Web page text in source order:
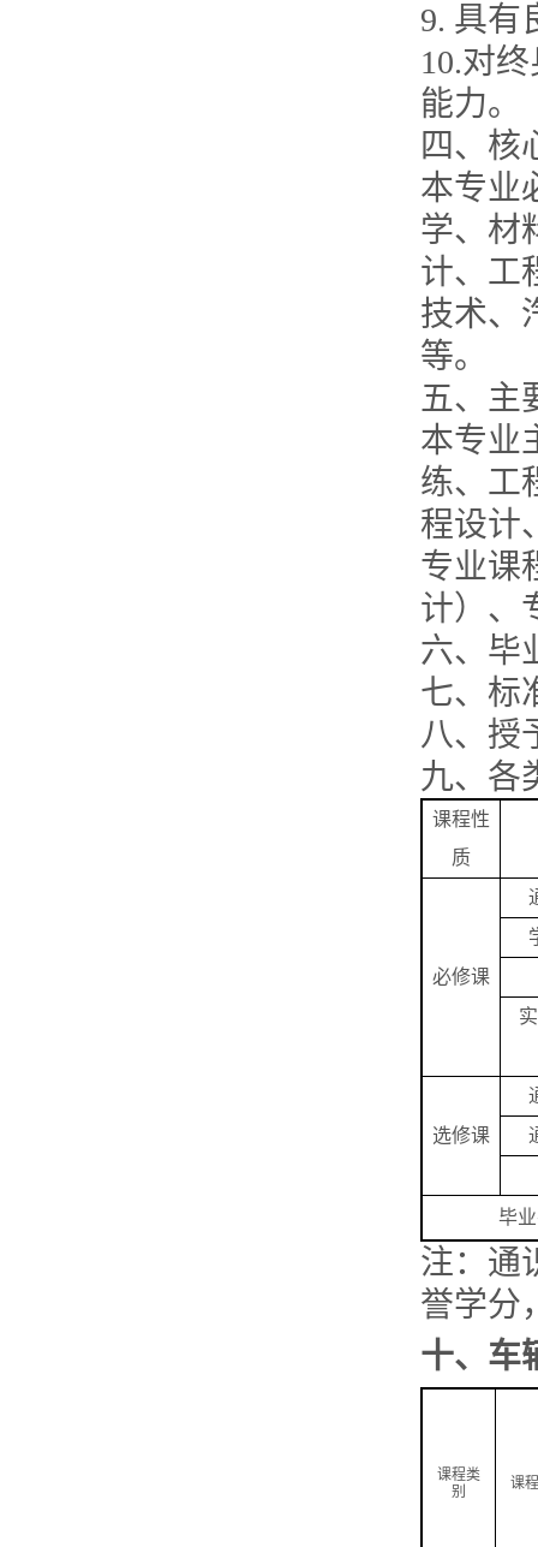
9. 具有
10.对
能力。
四、核
本专业
学、材
计、工
技术、
等。
五、主
本专业
练、工
程设计
专业课
计）、
六、毕
七、标
八、授
九、各
课程性
质
必修课
选修课
毕
注：通
誉学分
十、 车
课程类
别
课